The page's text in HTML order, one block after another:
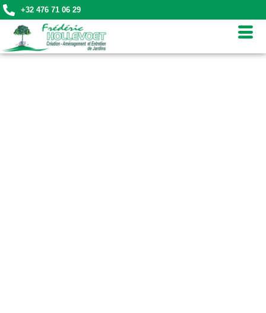
+32 476 71 06 29